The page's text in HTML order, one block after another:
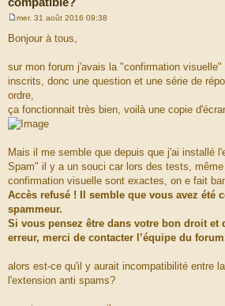
s
g
e
mer. 31 août 2016 09:38
Bonjour à tous,
sur mon forum j'avais la "confirmation
inscrits, donc une question et une série de
ordre,
ça fonctionnait très bien, voilà une copie
Mais il me semble que depuis que j'ai installé
Spam" il y a un souci car lors des tests,
confirmation visuelle sont exactes, on e fait
Accès refusé ! Il semble que vous avez été
spammeur.
Si vous pensez être dans votre bon droit et
erreur, merci de contacter l’équipe du
alors est-ce qu'il y aurait incompatibilité entre
l'extension anti spams?